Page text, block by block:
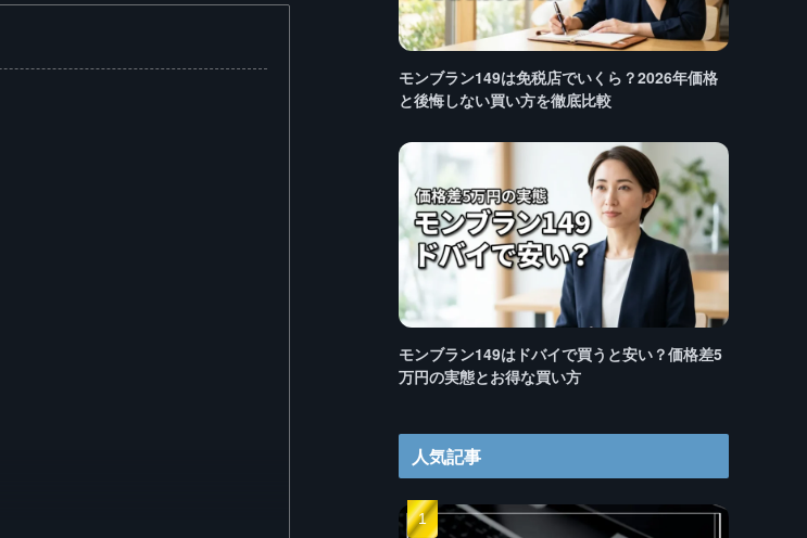
モンブラン149は免税店でいくら？2026年価格
と後悔しない買い方を徹底比較
モンブラン149はドバイで買うと安い？価格差5
万円の実態とお得な買い方
人気記事